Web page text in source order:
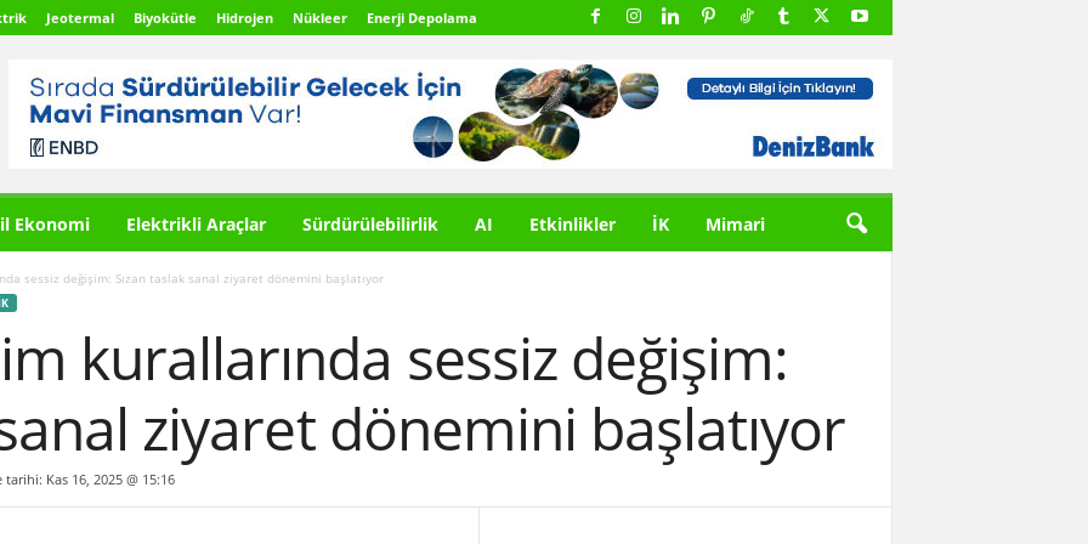
Jeotermal Biyokütle Hidrojen Nükleer Enerji Depolama
Ekonomi Elektrikli Araçlar Sürdürülebilirlik AI Etkinlikler İK Mimari
sessiz değişim: Sızan taslak sanal ziyaret dönemini başlatıyor
kurallarında sessiz değişim:
ziyaret dönemini başlatıyor
Kas 16, 2025 @ 15:16